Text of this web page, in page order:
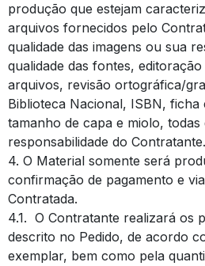
produção que estejam
arquivos fornecidos pelo
qualidade das imagens ou sua
qualidade das fontes,
arquivos, revisão ortográfica/
Biblioteca Nacional, ISBN, ficha
tamanho de capa e miolo, todas
responsabilidade do Contratante.
4. O Material somente será
confirmação de pagamento e
Contratada.
4.1. O Contratante realizará os
descrito no Pedido, de acordo
exemplar, bem como pela